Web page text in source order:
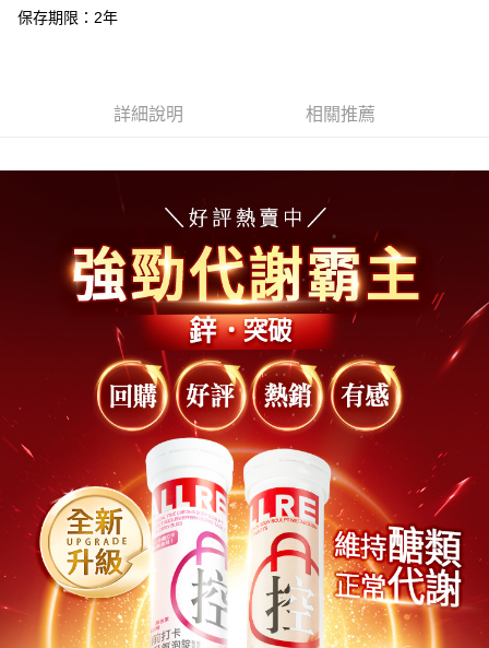
海外配送(澳門地區請勿填寫順豐智能櫃、自取點等地址)
保存期限：2年
詳細說明 相關推薦